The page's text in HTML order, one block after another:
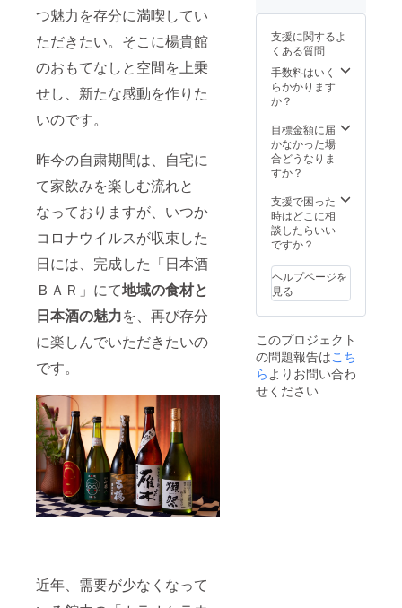
つ魅力を存分に満喫してい
ただきたい。そこに楊貴館
のおもてなしと空間を上乗
せし、新たな感動を作りた
いのです。
昨今の自粛期間は、自宅に
て家飲みを楽しむ流れと
なっておりますが、いつか
コロナウイルスが収束した
日には、完成した「日本酒
ＢＡＲ」にて地域の食材と
日本酒の魅力を、再び存分
に楽しんでいただきたいの
です。
近年、需要が少なくなって
魅力満
アー2日
間＋お
礼のお
手紙 ※
食
（朝・
夕）付
ります
※宿泊可
能期間
は2022
迄とし
ます ※
除外
日 Ｇ
盆期
間、年
末年始
の特殊
料金日
支援に関するよ
くある質問
手数料はいく
らかかります
か？
目標金額に届
かなかった場
合どうなりま
すか？
支援で困った
時はどこに相
談したらいい
ですか？
ヘルプページを
見る
このプロジェクト
の問題報告はこち
らよりお問い合わ
せください